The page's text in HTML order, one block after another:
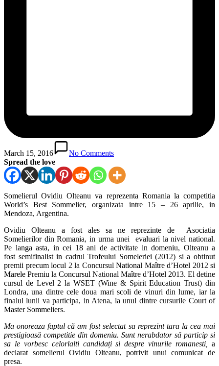
March 15, 2016
No Comments
Spread the love
Somelierul Ovidiu Olteanu va reprezenta Romania la competitia
World’s Best Sommelier, organizata intre 15 – 26 aprilie, in
Mendoza, Argentina.
Ovidiu Olteanu a fost ales sa ne reprezinte de Asociatia
Somelierilor din Romania, in urma unei evaluari la nivel national.
Pe langa asta, in cei 18 ani de activitate in domeniu, Olteanu a
fost semifinalist in cadrul Trofeului Someleriei (2012) si a obtinut
premii precum locul 2 la Concursul National Maître d’Hotel 2012 si
Marele Premiu la Concursul National Maître d’Hotel 2013. El detine
cursul de Level 2 la WSET (Wine & Spirit Education Trust) din
Londra, una dintre cele doua mari scoli de vinuri din lume, iar la
finalul lunii va participa, in Atena, la unul dintre cursurile Court of
Master Sommeliers.
Ma onoreaza faptul că am fost selectat sa reprezint tara la cea mai
prestigioasă competitie din domeniu. Sunt nerabdator să particip si
sa le vorbesc celorlalti candidați si despre vinurile romanesti, a
declarat somelierul Ovidiu Olteanu, potrivit unui comunicat de
presa.